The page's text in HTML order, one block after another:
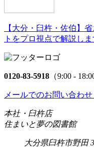
【大分・臼杵・佐伯】
トをプロ視点で解説しま
0120-83-5918 （9:00 -
メールでのお問い合わ
本社・臼杵店
住まいと夢の図書館
大分県臼杵市野田